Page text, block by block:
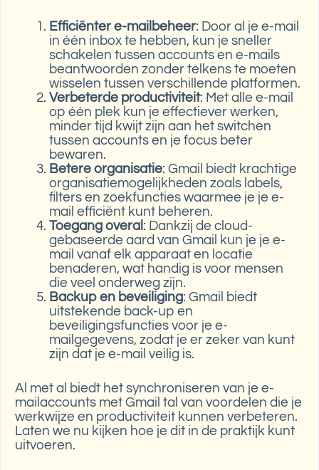
Efficiënter e-mailbeheer: Door al je e-mail
in één inbox te hebben, kun je sneller
schakelen tussen accounts en e-mails
beantwoorden zonder telkens te moeten
wisselen tussen verschillende platformen.
Verbeterde productiviteit: Met alle e-mail
op één plek kun je effectiever werken,
minder tijd kwijt zijn aan het switchen
tussen accounts en je focus beter
bewaren.
Betere organisatie: Gmail biedt krachtige
organisatiemogelijkheden zoals labels,
filters en zoekfuncties waarmee je je e-
mail efficiënt kunt beheren.
Toegang overal : Dankzij de cloud-
gebaseerde aard van Gmail kun je je e-
mail vanaf elk apparaat en locatie
benaderen, wat handig is voor mensen
die veel onderweg zijn.
Backup en beveiliging: Gmail biedt
uitstekende back-up en
beveiligingsfuncties voor je e-
mailgegevens, zodat je er zeker van kunt
zijn dat je e-mail veilig is.
Al met al biedt het synchroniseren van je e-
mailaccounts met Gmail tal van voordelen die je
werkwijze en productiviteit kunnen verbeteren.
Laten we nu kijken hoe je dit in de praktijk kunt
uitvoeren.